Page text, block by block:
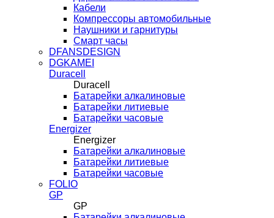
Кабели
Компрессоры автомобильные
Наушники и гарнитуры
Смарт часы
DFANSDESIGN
DGKAMEI
Duracell
Duracell
Батарейки алкалиновые
Батарейки литиевые
Батарейки часовые
Energizer
Energizer
Батарейки алкалиновые
Батарейки литиевые
Батарейки часовые
FOLIO
GP
GP